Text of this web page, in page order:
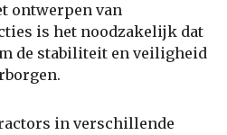
ontwerpen van
is het noodzakelijk dat
de stabiliteit en veiligheid
in verschillende